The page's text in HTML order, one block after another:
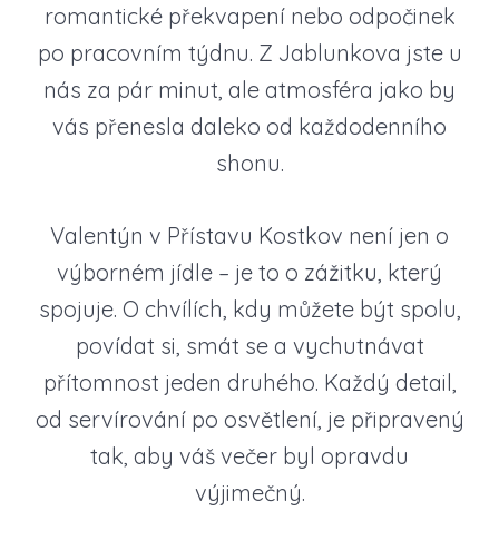
romantické překvapení nebo odpočinek
po pracovním týdnu. Z Jablunkova jste u
nás za pár minut, ale atmosféra jako by
vás přenesla daleko od každodenního
shonu.
Valentýn v Přístavu Kostkov není jen o
výborném jídle – je to o zážitku, který
spojuje. O chvílích, kdy můžete být spolu,
povídat si, smát se a vychutnávat
přítomnost jeden druhého. Každý detail,
od servírování po osvětlení, je připravený
tak, aby váš večer byl opravdu
výjimečný.